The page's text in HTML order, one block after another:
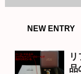
NEW ENTRY
品